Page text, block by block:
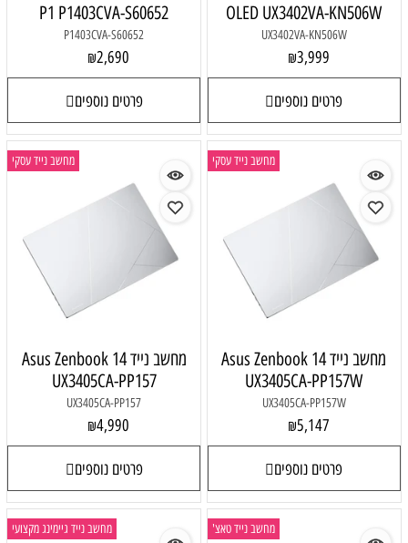
OLED UX3402VA-KN506W
UX3402VA-KN506W
₪3,999
פרטים נוספים
P1 P1403CVA-S60652
P1403CVA-S60652
₪2,690
פרטים נוספים
מחשב נייד עסקי
מחשב נייד Asus Zenbook 14
UX3405CA-PP157W
UX3405CA-PP157W
₪5,147
פרטים נוספים
מחשב נייד עסקי
מחשב נייד Asus Zenbook 14
UX3405CA-PP157
UX3405CA-PP157
₪4,990
פרטים נוספים
מחשב נייד טאצ' מחשב נייד גיימינג מקצועי